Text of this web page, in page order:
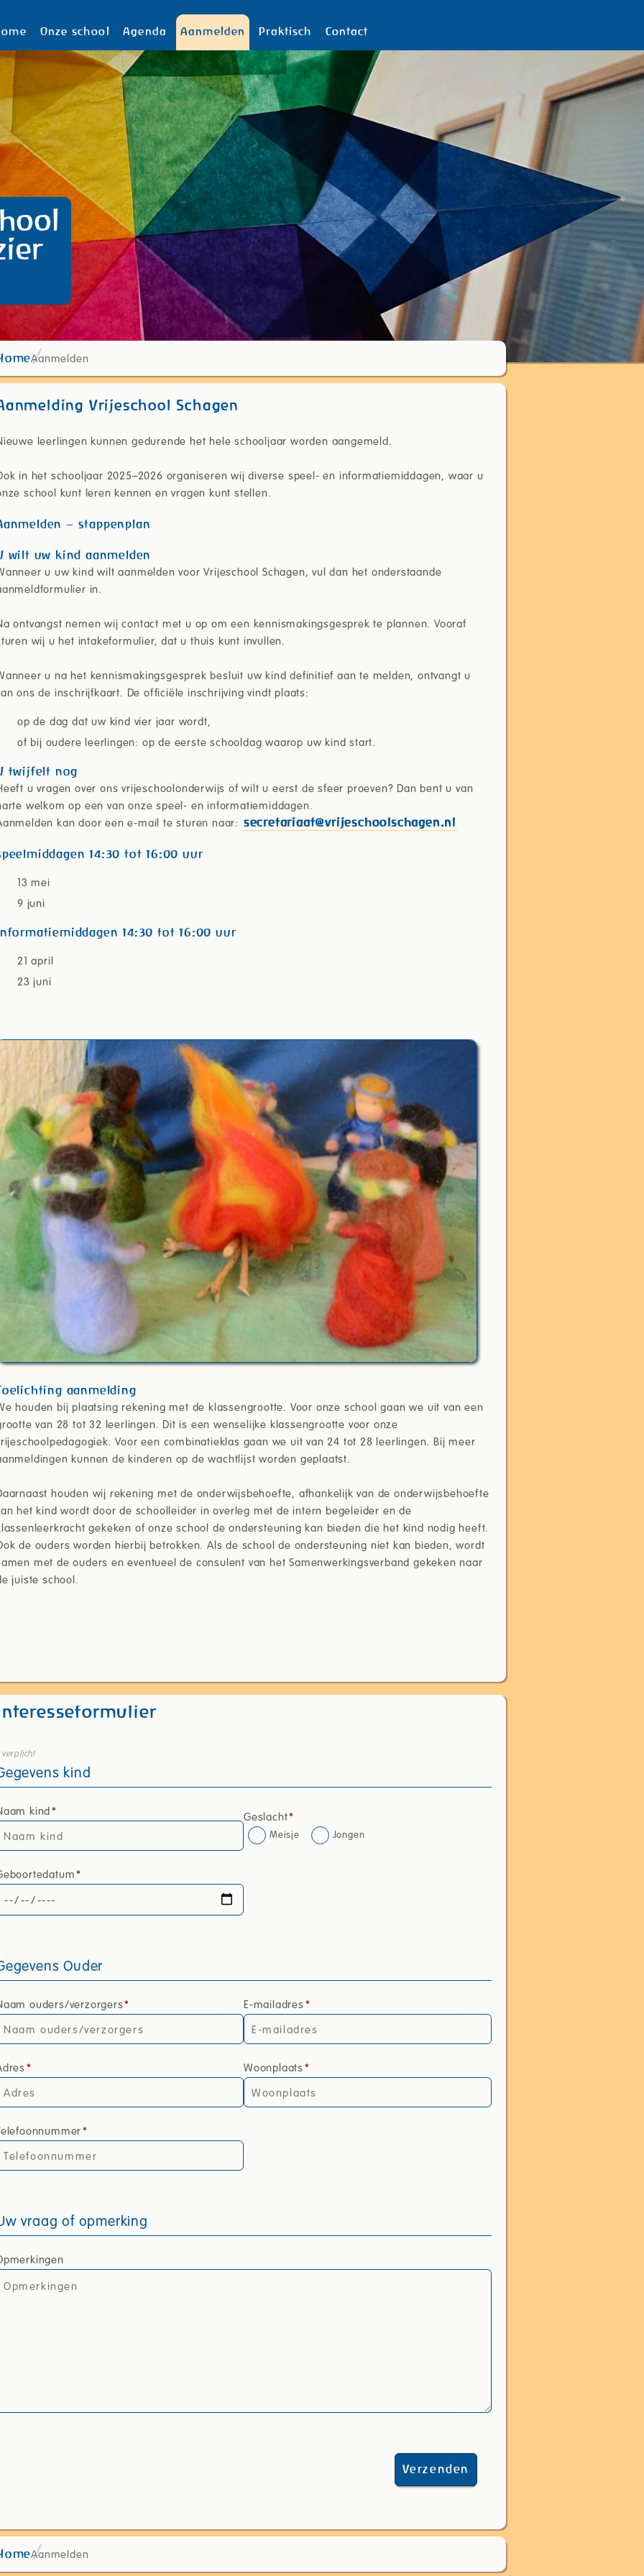
Onze school Agenda Aanmelden Praktisch Contact
Aanmelden
Vrijeschool Schagen
leerlingen kunnen gedurende het hele schooljaar worden aangemeld.
in het schooljaar 2025–2026 organiseren wij diverse speel- en informatiemiddagen, waar u
school kunt leren kennen en vragen kunt stellen.
– stappenplan
wilt uw kind aanmelden
u uw kind wilt aanmelden voor Vrijeschool Schagen, vul dan het onderstaande
in.
ontvangst nemen wij contact met u op om een kennismakingsgesprek te plannen. Vooraf
wij u het intakeformulier, dat u thuis kunt invullen.
u na het kennismakingsgesprek besluit uw kind definitief aan te melden, ontvangt u
ons de inschrijfkaart. De officiële inschrijving vindt plaats:
op de dag dat uw kind vier jaar wordt,
of bij oudere leerlingen: op de eerste schooldag waarop uw kind start.
twijfelt nog
u vragen over ons vrijeschoolonderwijs of wilt u eerst de sfeer proeven? Dan bent u van
welkom op een van onze speel- en informatiemiddagen.
kan door een e-mail te sturen naar: secretariaat@vrijeschoolschagen.nl
14:30 tot 16:00 uur
13 mei
9 juni
14:30 tot 16:00 uur
21 april
23 juni
aanmelding
houden bij plaatsing rekening met de klassengrootte. Voor onze school gaan we uit van een
van 28 tot 32 leerlingen. Dit is een wenselijke klassengrootte voor onze
Voor een combinatieklas gaan we uit van 24 tot 28 leerlingen. Bij meer
kunnen de kinderen op de wachtlijst worden geplaatst.
houden wij rekening met de onderwijsbehoefte, afhankelijk van de onderwijsbehoefte
het kind wordt door de schoolleider in overleg met de intern begeleider en de
gekeken of onze school de ondersteuning kan bieden die het kind nodig heeft.
de ouders worden hierbij betrokken. Als de school de ondersteuning niet kan bieden, wordt
met de ouders en eventueel de consulent van het Samenwerkingsverband gekeken naar
juiste school.
verplicht
kind
kind* Geslacht*
Meisje Jongen
*
Ouder
ouders/verzorgers* E-mailadres*
* Woonplaats*
*
vraag of opmerking
Verzenden
Aanmelden